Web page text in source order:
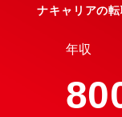
ナキャリアの
年収